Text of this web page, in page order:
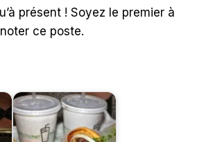
présent ! Soyez le premier à
noter ce poste.